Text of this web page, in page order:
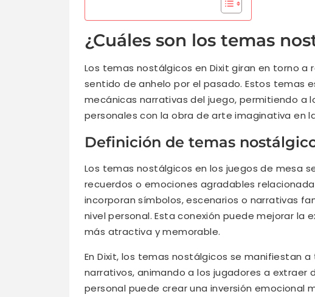
¿Cuáles son los temas
Los temas nostálgicos en Dixit giran en torno a
sentido de anhelo por el pasado. Estos temas
mecánicas narrativas del juego, permitiendo a
personales con la obra de arte imaginativa en
Definición de temas
Los temas nostálgicos en los juegos de mesa
recuerdos o emociones agradables
incorporan símbolos, escenarios o narrativas
nivel personal. Esta conexión puede mejorar la
más atractiva y memorable.
En Dixit, los temas nostálgicos se manifiestan
narrativos, animando a los jugadores a extraer
personal puede crear una inversión emocional